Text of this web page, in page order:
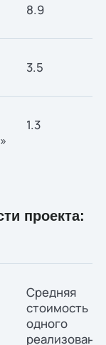
8.9
3.5
1.3
проекта:
Средняя
стоимость
одного